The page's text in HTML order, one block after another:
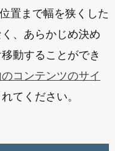
置まで幅を狭くした
、あらかじめ決め
動することができ
コンテンツのサイ
てください。